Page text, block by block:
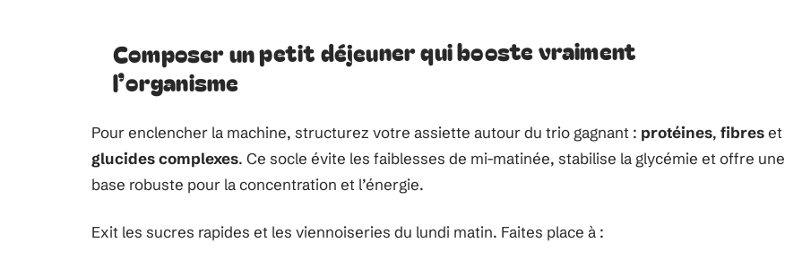
Composer un petit déjeuner qui booste vraiment
l’organisme
Pour enclencher la machine, structurez votre assiette autour du trio gagnant : protéines, fibreset
glucides complexes. Ce socle évite les faiblesses de mi-matinée, stabilise la glycémie et offre une
base robuste pour la concentration et l’énergie.
Exit les sucres rapides et les viennoiseries du lundi matin. Faites place à :